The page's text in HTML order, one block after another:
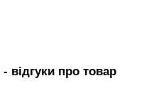
- вiдгуки про товар